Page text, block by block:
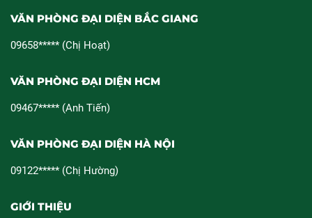
VĂN PHÒNG ĐẠI DIỆN BẮC GIANG
09658***** (Chị Hoạt)
VĂN PHÒNG ĐẠI DIỆN HCM
09467***** (Anh Tiến)
VĂN PHÒNG ĐẠI DIỆN HÀ NỘI
09122***** (Chị Hường)
GIỚI THIỆU